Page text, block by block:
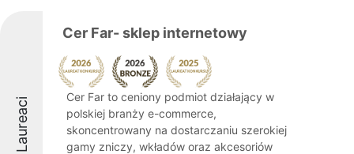
Laureaci
Cer Far- sklep internetowy
Cer Far to ceniony podmiot działający w
polskiej branży e-commerce,
skoncentrowany na dostarczaniu szerokiej
gamy zniczy, wkładów oraz akcesoriów